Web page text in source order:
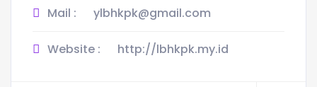
Mail : ylbhkpk@gmail.com
Website : http://lbhkpk.my.id